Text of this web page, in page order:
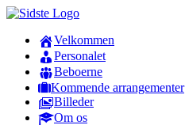
Velkommen
Personalet
Beboerne
Kommende arrangementer
Billeder
Om os